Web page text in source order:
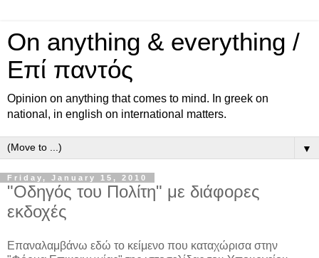
On anything & everything /
Επί παντός
Opinion on anything that comes to mind. In greek on
national, in english on international matters.
▼
Friday, January 15, 2010
"Οδηγός του Πολίτη" με διάφορες
εκδοχές
Επαναλαμβάνω εδώ το κείμενο που καταχώρισα στην